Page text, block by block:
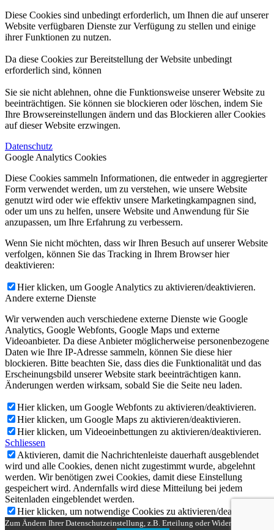
Diese Cookies sind unbedingt erforderlich, um Ihnen die auf unserer
Website verfügbaren Dienste zur Verfügung zu stellen und einige
ihrer Funktionen zu nutzen.
Da diese Cookies zur Bereitstellung der Website unbedingt
erforderlich sind, können
Sie sie nicht ablehnen, ohne die Funktionsweise unserer Website zu
beeinträchtigen. Sie können sie blockieren oder löschen, indem Sie
Ihre Browsereinstellungen ändern und das Blockieren aller Cookies
auf dieser Website erzwingen.
Datenschutz
Google Analytics Cookies
Diese Cookies sammeln Informationen, die entweder in aggregierter
Form verwendet werden, um zu verstehen, wie unsere Website
genutzt wird oder wie effektiv unsere Marketingkampagnen sind,
oder um uns zu helfen, unsere Website und Anwendung für Sie
anzupassen, um Ihre Erfahrung zu verbessern.
Wenn Sie nicht möchten, dass wir Ihren Besuch auf unserer Website
verfolgen, können Sie das Tracking in Ihrem Browser hier
deaktivieren:
Hier klicken, um Google Analytics zu aktivieren/deaktivieren.
Andere externe Dienste
Wir verwenden auch verschiedene externe Dienste wie Google
Analytics, Google Webfonts, Google Maps und externe
Videoanbieter. Da diese Anbieter möglicherweise personenbezogene
Daten wie Ihre IP-Adresse sammeln, können Sie diese hier
blockieren. Bitte beachten Sie, dass dies die Funktionalität und das
Erscheinungsbild unserer Website stark beeinträchtigen kann.
Änderungen werden wirksam, sobald Sie die Seite neu laden.
Hier klicken, um Google Webfonts zu aktivieren/deaktivieren.
Hier klicken, um Google Maps zu aktivieren/deaktivieren.
Hier klicken, um Videoeinbettungen zu aktivieren/deaktivieren.
Schliessen
Aktivieren, damit die Nachrichtenleiste dauerhaft ausgeblendet
wird und alle Cookies, denen nicht zugestimmt wurde, abgelehnt
werden. Wir benötigen zwei Cookies, damit diese Einstellung
gespeichert wird. Andernfalls wird diese Mitteilung bei jedem
Seitenladen eingeblendet werden.
Hier klicken, um notwendige Cookies zu aktivieren/deaktivieren.
Zum Ändern Ihrer Datenschutzeinstellung, z.B. Erteilung oder Widerruf von